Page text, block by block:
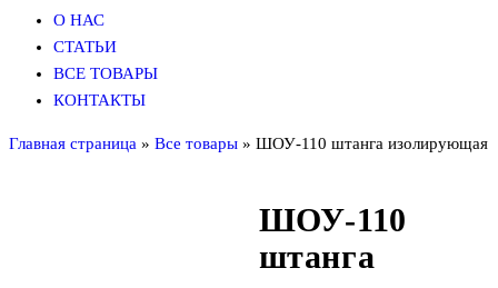
О НАС
СТАТЬИ
ВСЕ ТОВАРЫ
КОНТАКТЫ
Главная страница » Все товары » ШОУ-110 штанга изолирующая
ШОУ-110
штанга